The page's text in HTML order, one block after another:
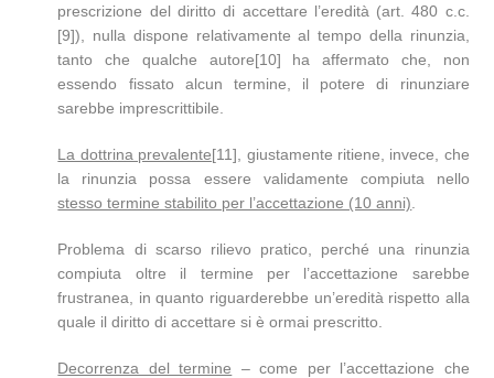
prescrizione del diritto di accettare l’eredità (art. 480 c.c.
[9]), nulla dispone relativamente al tempo della rinunzia,
tanto che qualche autore[10] ha affermato che, non
essendo fissato alcun termine, il potere di rinunziare
sarebbe imprescrittibile.
La dottrina prevalente[11], giustamente ritiene, invece, che
la rinunzia possa essere validamente compiuta nello
stesso termine stabilito per l’accettazione (10 anni)
Problema di scarso rilievo pratico, perché una rinunzia
compiuta oltre il termine per l’accettazione sarebbe
frustranea, in quanto riguarderebbe un’eredità rispetto alla
quale il diritto di accettare si è ormai prescritto.
Decorrenza del termine – come per l’accettazione che